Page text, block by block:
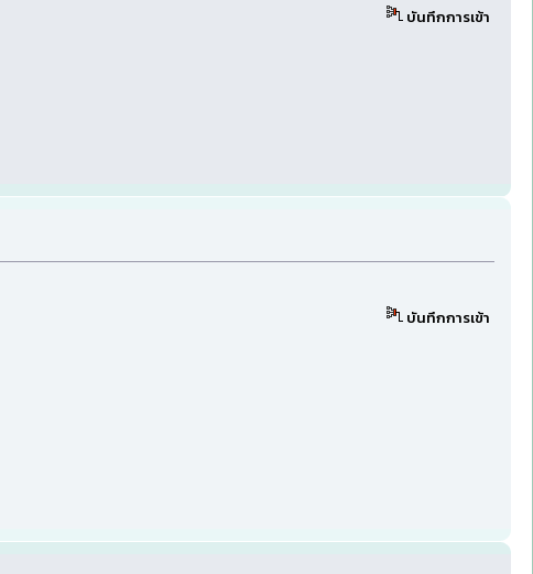
บันทึกการเข้า
บันทึกการเข้า